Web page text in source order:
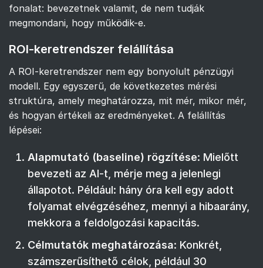
fonalat: bevezetnek valamit, de nem tudják
megmondani, hogy működik-e.
ROI-keretrendszer felállítása
A ROI-keretrendszer nem egy bonyolult pénzügyi
modell. Egy egyszerű, de következetes mérési
struktúra, amely meghatározza, mit mér, mikor mér,
és hogyan értékeli az eredményeket. A felállítás
lépései:
Alapmutató (baseline) rögzítése: Mielőtt
bevezeti az AI-t, mérje meg a jelenlegi
állapotot. Például: hány óra kell egy adott
folyamat elvégzéséhez, mennyi a hibaarány,
mekkora a feldolgozási kapacitás.
Célmutatók meghatározása: Konkrét,
számszerűsíthető célok, például 30